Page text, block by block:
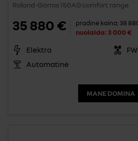
Roland-Garros 150AG comfort range
35 880 € pradinė kaina: 38
nuolaida: 3 000 €
Elektra
Automatinė
MANE DOMINA